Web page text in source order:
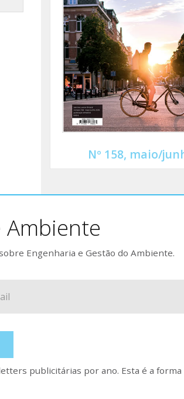
Nº 158, maio/
Engenharia e Gestão do Ambiente.
publicitárias por ano. Esta é a